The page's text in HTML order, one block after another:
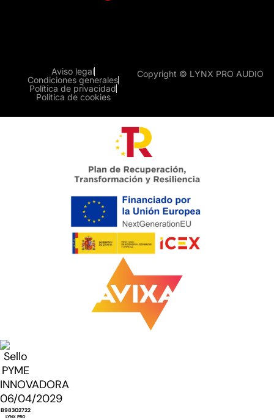
Copyright © LYNX PRO AUDIO
Aviso legal
Condiciones generales
Política de privacidad
Política de cookies
B98302722
LYNX PRO